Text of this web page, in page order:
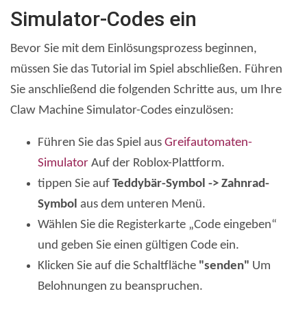
Simulator-Codes ein
Bevor Sie mit dem Einlösungsprozess beginnen,
müssen Sie das Tutorial im Spiel abschließen. Führen
Sie anschließend die folgenden Schritte aus, um Ihre
Claw Machine Simulator-Codes einzulösen:
Führen Sie das Spiel aus Greifautomaten-
Simulator Auf der Roblox-Plattform.
tippen Sie auf Teddybär-Symbol -> Zahnrad-
Symbol aus dem unteren Menü.
Wählen Sie die Registerkarte „Code eingeben“
und geben Sie einen gültigen Code ein.
Klicken Sie auf die Schaltfläche "senden" Um
Belohnungen zu beanspruchen.